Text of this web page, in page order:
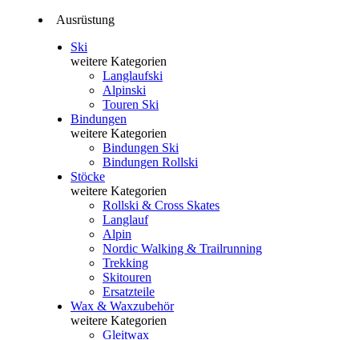
Ausrüstung
Ski
weitere Kategorien
Langlaufski
Alpinski
Touren Ski
Bindungen
weitere Kategorien
Bindungen Ski
Bindungen Rollski
Stöcke
weitere Kategorien
Rollski & Cross Skates
Langlauf
Alpin
Nordic Walking & Trailrunning
Trekking
Skitouren
Ersatzteile
Wax & Waxzubehör
weitere Kategorien
Gleitwax